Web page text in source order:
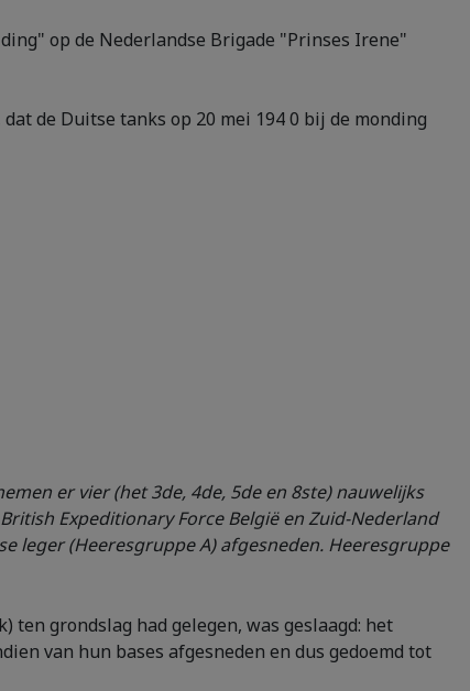
op de Nederlandse Brigade "Prinses Irene"
de Duitse tanks op 20 mei 194 0 bij de monding
er vier (het 3de, 4de, 5de en 8ste) nauwelijks
Expeditionary Force België en Zuid-Nederland
leger (Heeresgruppe A) afgesneden. Heeresgruppe
ten grondslag had gelegen, was geslaagd: het
van hun bases afgesneden en dus gedoemd tot